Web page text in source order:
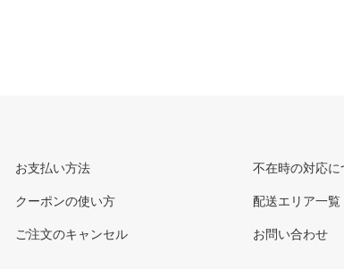
お支払い方法
クーポンの使い方
ご注文のキャンセル
不在時の対応に
配送エリア一覧
お問い合わせ